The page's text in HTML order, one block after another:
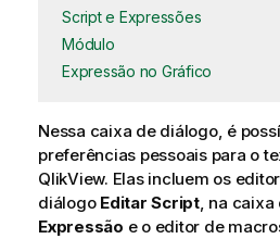
Script e Expressões
Módulo
Expressão no Gráfico
Nessa caixa de diálogo, é
preferências pessoais para o
QlikView. Elas incluem os
diálogo Editar Script, na caixa
Expressão e o editor de